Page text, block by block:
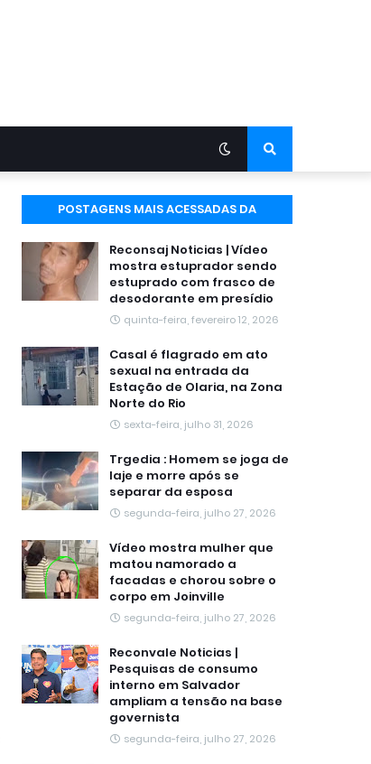
POSTAGENS MAIS ACESSADAS DA
Reconsaj Noticias | Vídeo
mostra estuprador sendo
estuprado com frasco de
desodorante em presídio
quinta-feira, fevereiro 12, 2026
Casal é flagrado em ato
sexual na entrada da
Estação de Olaria, na Zona
Norte do Rio
sexta-feira, julho 31, 2026
Trgedia : Homem se joga de
laje e morre após se
separar da esposa
segunda-feira, julho 27, 2026
Vídeo mostra mulher que
matou namorado a
facadas e chorou sobre o
corpo em Joinville
segunda-feira, julho 27, 2026
Reconvale Noticias |
Pesquisas de consumo
interno em Salvador
ampliam a tensão na base
governista
segunda-feira, julho 27, 2026